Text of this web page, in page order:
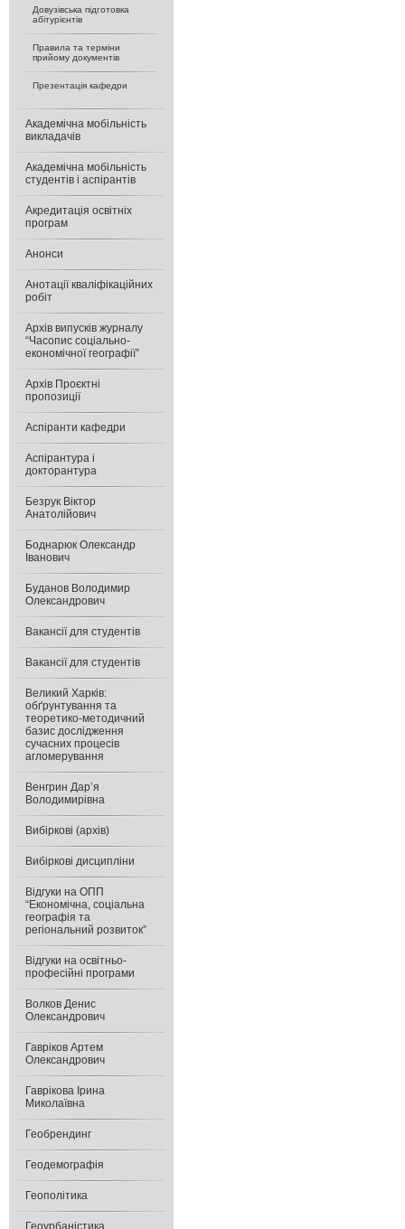
Довузівська підготовка
абітурієнтів
Правила та терміни
прийому документів
Презентація кафедри
Академічна мобільність
викладачів
Академічна мобільність
студентів і аспірантів
Акредитація освітніх
програм
Анонси
Анотації кваліфікаційних
робіт
Архів випусків журналу
“Часопис соціально-
економічної географії”
Архів Проєктні
пропозиції
Аспіранти кафедри
Аспірантура і
докторантура
Безрук Віктор
Анатолійович
Боднарюк Олександр
Іванович
Буданов Володимир
Олександрович
Вакансії для студентів
Вакансії для студентів
Великий Харків:
обґрунтування та
теоретико-методичний
базис дослідження
сучасних процесів
агломерування
Венгрин Дар’я
Володимирівна
Вибіркові (архів)
Вибіркові дисципліни
Відгуки на ОПП
“Економічна, соціальна
географія та
регіональний розвиток”
Відгуки на освітньо-
професійні програми
Волков Денис
Олександрович
Гавріков Артем
Олександрович
Гаврікова Ірина
Миколаївна
Геобрендинг
Геодемографія
Геополітика
Геоурбаністика